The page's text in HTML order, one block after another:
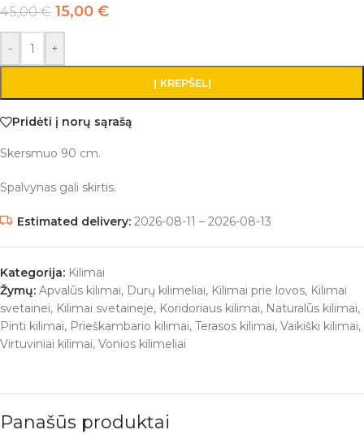
45,00€ 15,00 €
- +
Į KREPŠELĮ
Pridėti į norų sąrašą
Skersmuo 90 cm.
Spalvynas gali skirtis.
Estimated delivery: 2026-08-11 – 2026-08-13
Kategorija: Kilimai
Žymų: Apvalūs kilimai, Durų kilimeliai, Kilimai prie lovos, Kilimai
svetainei, Kilimai svetaineje, Koridoriaus kilimai, Naturalūs kilimai,
Pinti kilimai, Prieškambario kilimai, Terasos kilimai, Vaikiški kilimai,
Virtuviniai kilimai, Vonios kilimeliai
Panašūs produktai